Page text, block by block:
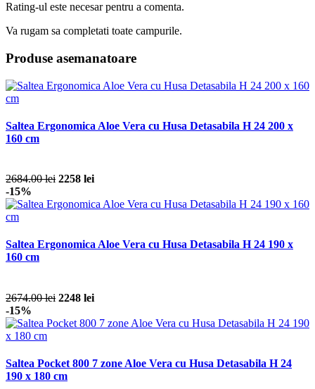
Rating-ul este necesar pentru a comenta.
Va rugam sa completati toate campurile.
Produse asemanatoare
Saltea Ergonomica Aloe Vera cu Husa Detasabila H 24 200 x
160 cm
2684.00 lei 2258 lei
-15%
Saltea Ergonomica Aloe Vera cu Husa Detasabila H 24 190 x
160 cm
2674.00 lei 2248 lei
-15%
Saltea Pocket 800 7 zone Aloe Vera cu Husa Detasabila H 24
190 x 180 cm